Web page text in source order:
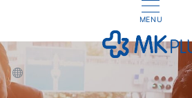
MENU